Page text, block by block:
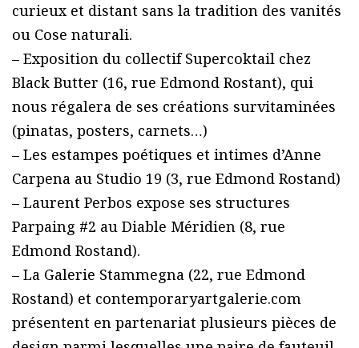
curieux et distant sans la tradition des vanités
ou Cose naturali.
– Exposition du collectif Supercoktail chez
Black Butter (16, rue Edmond Rostant), qui
nous régalera de ses créations survitaminées
(pinatas, posters, carnets…)
– Les estampes poétiques et intimes d’Anne
Carpena au Studio 19 (3, rue Edmond Rostand)
– Laurent Perbos expose ses structures
Parpaing #2 au Diable Méridien (8, rue
Edmond Rostand).
– La Galerie Stammegna (22, rue Edmond
Rostand) et contemporaryartgalerie.com
présentent en partenariat plusieurs pièces de